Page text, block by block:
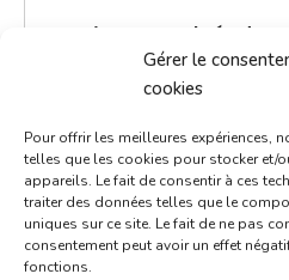
Gérer le
cookies
Pour offrir les meilleures expériences,
telles que les cookies pour stocker et/
appareils. Le fait de consentir à ces
traiter des données telles que le
uniques sur ce site. Le fait de ne pas
consentement peut avoir un effet
fonctions.
Petit marché du
14 octobre 2029
Place de la
Marchés
Le petit marché du